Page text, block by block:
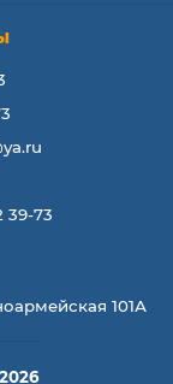
39-73
101А